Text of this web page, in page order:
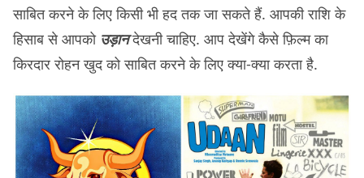
साबित करने के लिए किसी भी हद तक जा सकते हैं. आपकी राशि के
हिसाब से आपको उड़ानदेखनी चाहिए. आप देखेंगे कैसे फ़िल्म का
किरदार रोहन खुद को साबित करने के लिए क्या-क्या करता है.